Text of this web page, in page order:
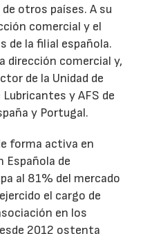
otros países. A su
comercial y el
de la filial española.
dirección comercial y,
de la Unidad de
y AFS de
y Portugal.
forma activa en
Española de
al 81% del mercado
el cargo de
en los
2012 ostenta